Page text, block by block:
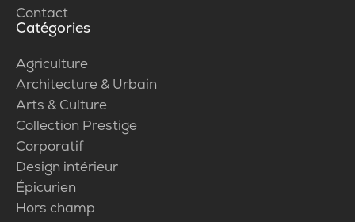
Contact
Catégories
Agriculture
Architecture & Urbain
Arts & Culture
Collection Prestige
Corporatif
Design intérieur
Épicurien
Hors champ